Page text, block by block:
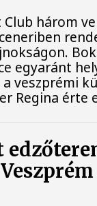
három
egyaránt
veszprémi
Regina érte